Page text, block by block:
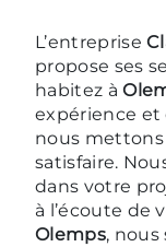
L’entreprise
propose ses
habitez à
expérience et
nous
satisfaire.
dans votre
à l’écoute de
Olemps, nous